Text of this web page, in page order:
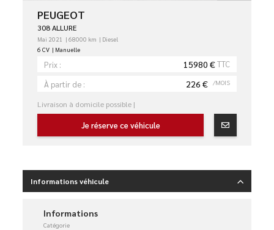
PEUGEOT
308 ALLURE
Mai 2021 68000 km
Diesel
6 CV
Manuelle
Prix : 15980 €TTC
À partir de :
226 € /MOIS
Livraison à domicile possible |
Je réserve ce véhicule
Informations véhicule
Informations
Catégorie